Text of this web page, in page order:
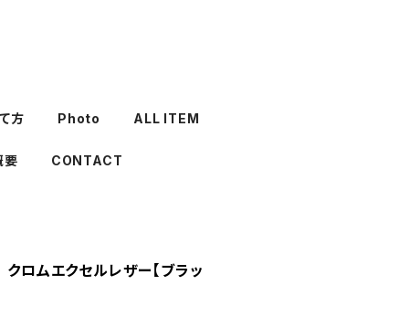
方 Photo ALL ITEM
要 CONTACT
ムエクセルレザー【ブラッ